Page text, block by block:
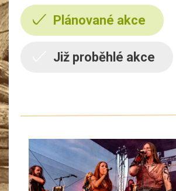
Plánované akce
Již proběhlé akce